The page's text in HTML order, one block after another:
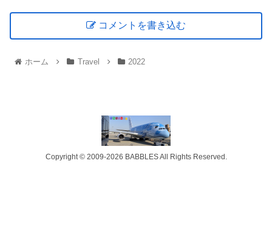
コメントを書き込む
ホーム Travel 2022
Copyright © 2009-2026 BABBLES All Rights Reserved.